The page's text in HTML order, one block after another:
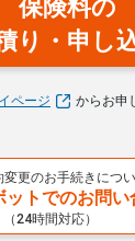
保険料の
り・申し
ページ からお申
変更のお手続きにつ
ットでのお問い
（24時間対応）